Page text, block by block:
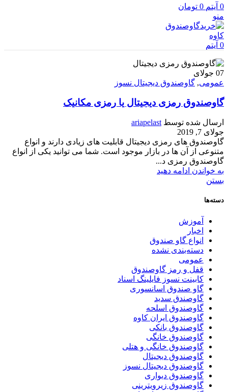
0 آیتم 0 تومان
منو
0 آیتم
07 جولای
عمومی, گاوصندوق دیجیتال نسوز
گاوصندوق رمزی دیجیتال یا رمزی مکانیک
ارسال شده توسط ariapelast
جولای 7, 2019
گاوصندوق های رمزی دیجیتال قابلیت های زیادی دارند و انواع
متنوعی از آن ها در بازار موجود است. شما می توانید یکی از انواع
گاوصندوق رمزی د...
به خواندن ادامه دهید
بستن
دسته‌ها
آموزش
اخبار
انواع گاو صندوق
دسته‌بندی نشده
عمومی
قفل و رمز گاوصندوق
کابینت نسوز فایلینگ اسناد
گاو صندوق اسانسوری
گاوصندق سدید
گاوصندوق اسلحه
گاوصندوق ایران کاوه
گاوصندوق بانکی
گاوصندوق خانگی
گاوصندوق خانگی و هتلی
گاوصندوق دیجیتال
گاوصندوق دیجیتال نسوز
گاوصندوق دیواری
گاوصندوق زیرویترینی